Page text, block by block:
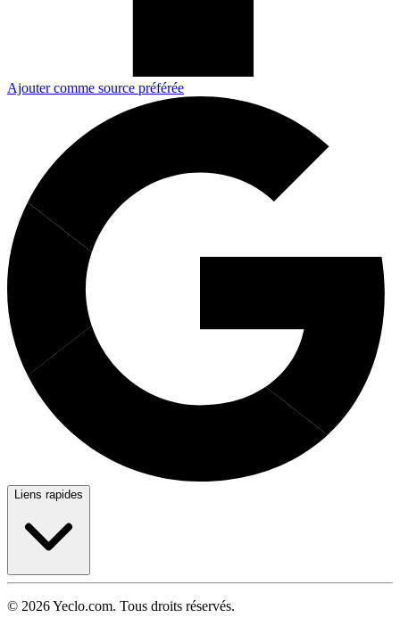
Ajouter comme source préférée
Liens rapides
© 2026 Yeclo.com. Tous droits réservés.